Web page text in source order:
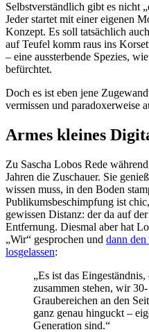
Selbstverständlich gibt es nicht
Jeder startet mit einer eigenen
Konzept. Es soll tatsächlich
auf Teufel komm raus ins
– eine aussterbende Spezies,
befürchtet.
Doch es ist eben jene
vermissen und paradoxerweise
Armes kleines
Zu Sascha Lobos Rede
Jahren die Zuschauer. Sie
wissen muss, in den Boden
Publikumsbeschimpfung ist
gewissen Distanz: der da auf
Entfernung. Diesmal aber hat
„Wir“ gesprochen und dann
losgelassen:
„Es ist das
zusammen stehen, wir
Graubereichen an den
ganz genau hinguckt –
Generation sind.“